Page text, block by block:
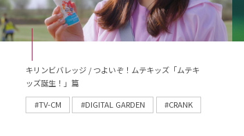
キリンビバレッジ / つよいぞ！ムテキッズ「ムテキ
ッズ誕生！」篇
#TV-CM
#DIGITAL GARDEN #CRANK